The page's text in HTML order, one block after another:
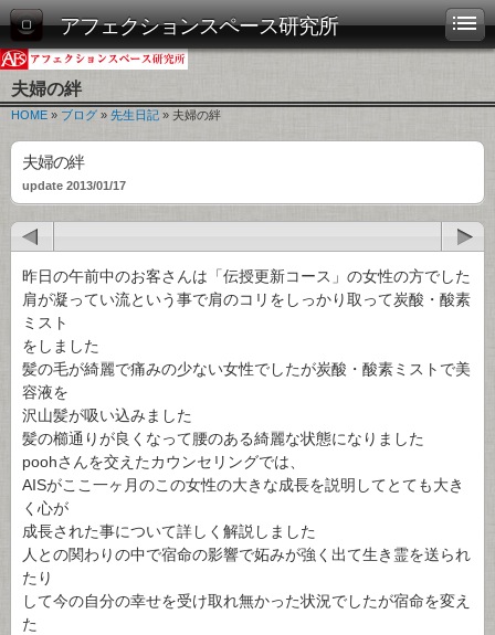
アフェクションスペース研究所
夫婦の絆
HOME » ブログ » 先生日記 » 夫婦の絆
夫婦の絆
update 2013/01/17
昨日の午前中のお客さんは「伝授更新コース」の女性の方でした
肩が凝ってい流という事で肩のコリをしっかり取って炭酸・酸素
ミスト
をしました
髪の毛が綺麗で痛みの少ない女性でしたが炭酸・酸素ミストで美
容液を
沢山髪が吸い込みました
髪の櫛通りが良くなって腰のある綺麗な状態になりました
poohさんを交えたカウンセリングでは、
AISがここ一ヶ月のこの女性の大きな成長を説明してとても大き
く心が
成長された事について詳しく解説しました
人との関わりの中で宿命の影響で妬みが強く出て生き霊を送られ
たり
して今の自分の幸せを受け取れ無かった状況でしたが宿命を変え
た